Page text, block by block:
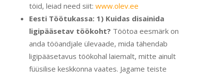
töid, leiad need siit: www.olev.ee
Eesti Töötukassa: 1) Kuidas disainida
ligipääsetav töökoht? Töötoa eesmärk on
anda tööandjale ülevaade, mida tähendab
ligipääsetavus töökohal laiemalt, mitte ainult
füüsilise keskkonna vaates. Jagame teiste